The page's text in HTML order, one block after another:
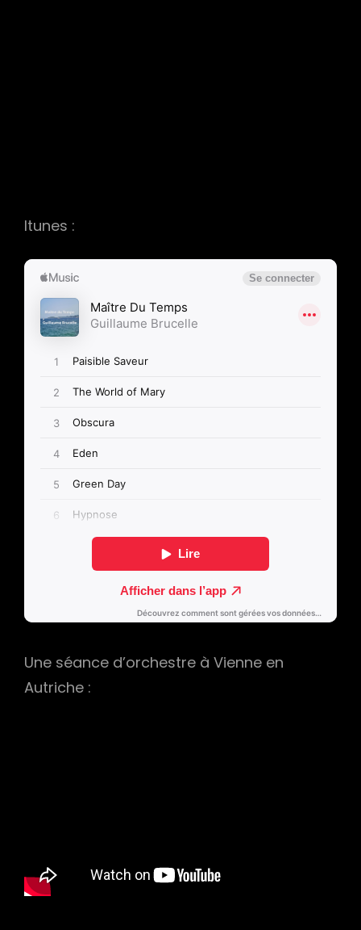
Itunes :
Une séance d’orchestre à Vienne en
Autriche :